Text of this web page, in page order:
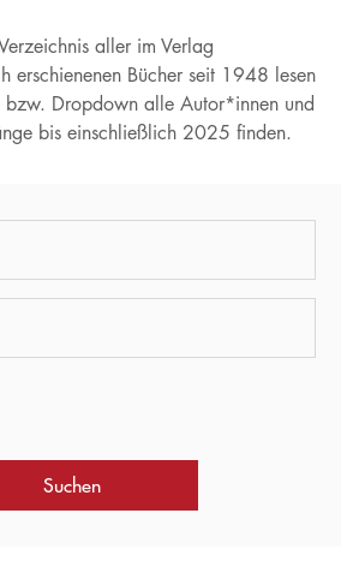
aller im Verlag
erschienenen Bücher seit 1948 lesen
bzw. Dropdown alle Autor*innen und
bis einschließlich 2025 finden.
Suchen